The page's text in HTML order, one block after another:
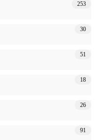
253
30
51
18
26
91